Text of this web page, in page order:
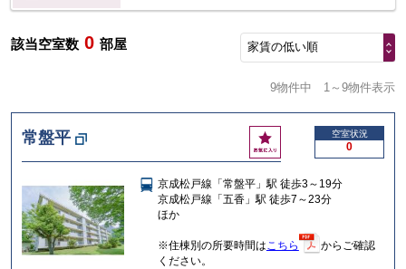
該当空室数 0 部屋 家賃の低い順
9物件中 1～9物件表示
常盤平
お
気
入
り
空室状況
0
京成松戸線「常盤平」駅 徒歩3～19分
京成松戸線「五香」駅 徒歩7～23分
ほか
※住棟別の所要時間はこちら
からご確認
ください。